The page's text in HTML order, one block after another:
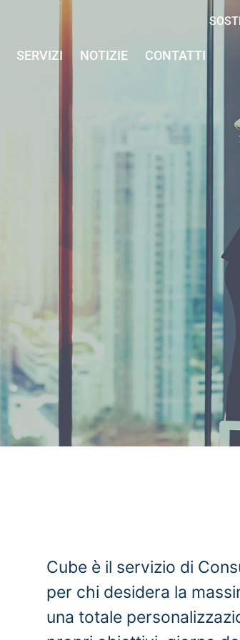
SERVIZI NOTIZIE CONTATTI
Cube è il servizio di
per chi desidera la
una totale